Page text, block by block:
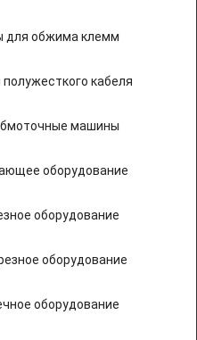
для обжима клемм
кабеля
машины
оборудование
оборудование
оборудование
оборудование